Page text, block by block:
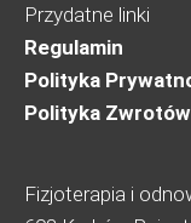
Przydatne linki
Regulamin
Polityka
Polityka Zwrotów
Fizjoterapia i